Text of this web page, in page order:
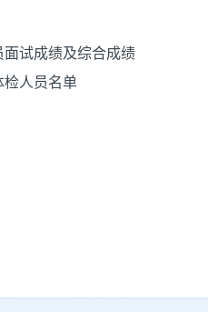
面试成绩及综合成绩
检人员名单